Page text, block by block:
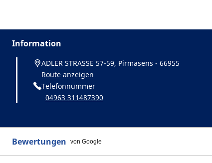
Information
ADLER STRASSE 57-59, Pirmasens - 66955
Route anzeigen
Telefonnummer
04963 311487390
Bewertungen von Google